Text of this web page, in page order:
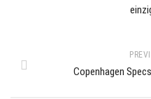
Copenhagen